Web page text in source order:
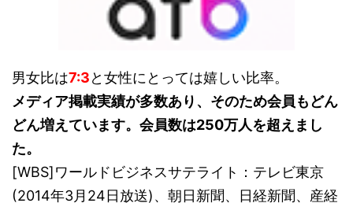
男女比は7:3と女性にとっては嬉しい比率。
メディア掲載実績が多数あり、そのため会員もどん
どん増えています。会員数は250万人を超えまし
た。
[WBS]ワールドビジネスサテライト：テレビ東京
(2014年3月24日放送)、朝日新聞、日経新聞、産経